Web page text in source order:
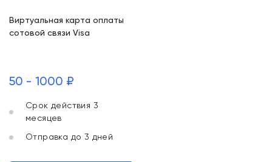
Виртуальная карта оплаты
сотовой связи Visa
50 - 1000 ₽
Срок действия 3
месяцев
Отправка до 3 дней